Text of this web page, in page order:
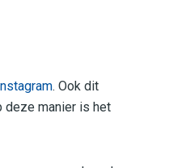
. Ook dit
deze manier is het